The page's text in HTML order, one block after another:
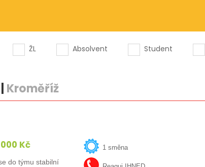
ŽL Absolvent Student
Kroměříž
Kč 1 směna